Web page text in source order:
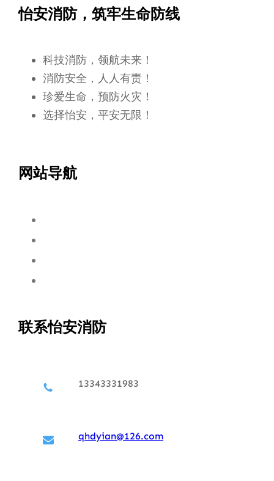
怡安消防，筑牢生命防线
科技消防，领航未来！
消防安全，人人有责！
珍爱生命，预防火灾！
选择怡安，平安无限！
网站导航
联系怡安消防
13343331983
qhdyian@126.com